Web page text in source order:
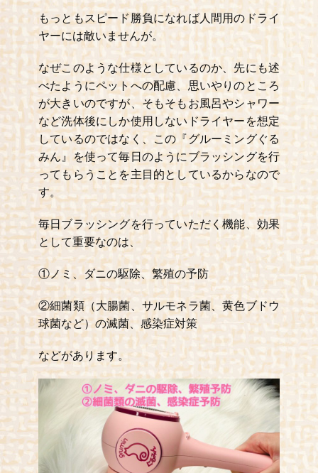
もっともスピード勝負になれば人間用のドライ
ヤーには敵いませんが。
なぜこのような仕様としているのか、先にも述
べたようにペットへの配慮、思いやりのところ
が大きいのですが、そもそもお風呂やシャワー
など洗体後にしか使用しないドライヤーを想定
しているのではなく、この『グルーミングぐる
みん』を使って毎日のようにブラッシングを行
ってもらうことを主目的としているからなので
す。
毎日ブラッシングを行っていただく機能、効果
として重要なのは、
①ノミ、ダニの駆除、繁殖の予防
②細菌類（大腸菌、サルモネラ菌、黄色ブドウ
球菌など）の滅菌、感染症対策
などがあります。